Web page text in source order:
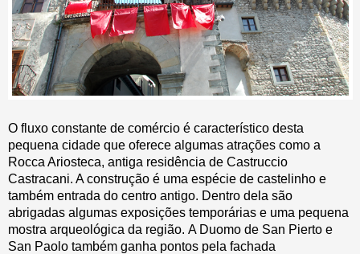
O fluxo constante de comércio é característico desta
pequena cidade que oferece algumas atrações como a
Rocca Ariosteca, antiga residência de Castruccio
Castracani. A construção é uma espécie de castelinho e
também entrada do centro antigo. Dentro dela são
abrigadas algumas exposições temporárias e uma pequena
mostra arqueológica da região. A Duomo de San Pierto e
San Paolo também ganha pontos pela fachada